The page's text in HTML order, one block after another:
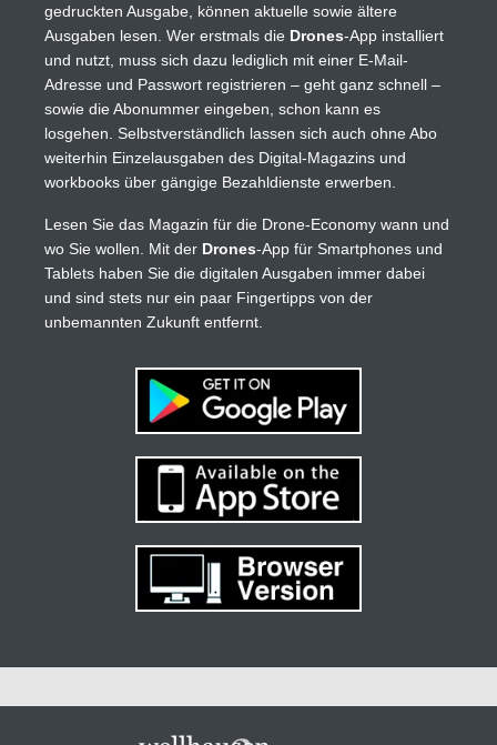
gedruckten Ausgabe, können aktuelle sowie ältere
Ausgaben lesen. Wer erstmals die Drones-App installiert
und nutzt, muss sich dazu lediglich mit einer E-Mail-
Adresse und Passwort registrieren – geht ganz schnell –
sowie die Abonummer eingeben, schon kann es
losgehen. Selbstverständlich lassen sich auch ohne Abo
weiterhin Einzelausgaben des Digital-Magazins und
workbooks über gängige Bezahldienste erwerben.
Lesen Sie das Magazin für die Drone-Economy wann und
wo Sie wollen. Mit der Drones-App für Smartphones und
Tablets haben Sie die digitalen Ausgaben immer dabei
und sind stets nur ein paar Fingertipps von der
unbemannten Zukunft entfernt.